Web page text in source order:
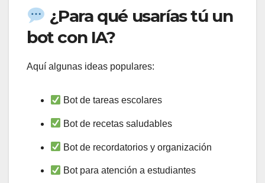
¿Para qué usarías tú un
bot con IA?
Aquí algunas ideas populares:
Bot de tareas escolares
Bot de recetas saludables
Bot de recordatorios y organización
Bot para atención a estudiantes